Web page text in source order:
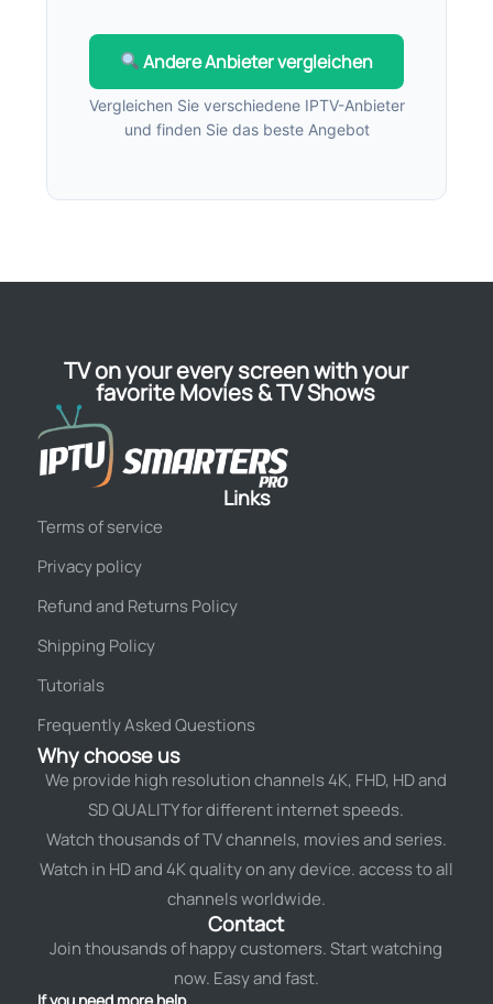
Andere Anbieter vergleichen
Vergleichen Sie verschiedene IPTV-Anbieter
und finden Sie das beste Angebot
TV on your every screen with your
favorite Movies & TV Shows
Links
Terms of service
Privacy policy
Refund and Returns Policy
Shipping Policy
Tutorials
Frequently Asked Questions
Why choose us
We provide high resolution channels 4K, FHD, HD and
SD QUALITY for different internet speeds.
Watch thousands of TV channels, movies and series.
Watch in HD and 4K quality on any device. access to all
channels worldwide.
Contact
Join thousands of happy customers. Start watching
now. Easy and fast.